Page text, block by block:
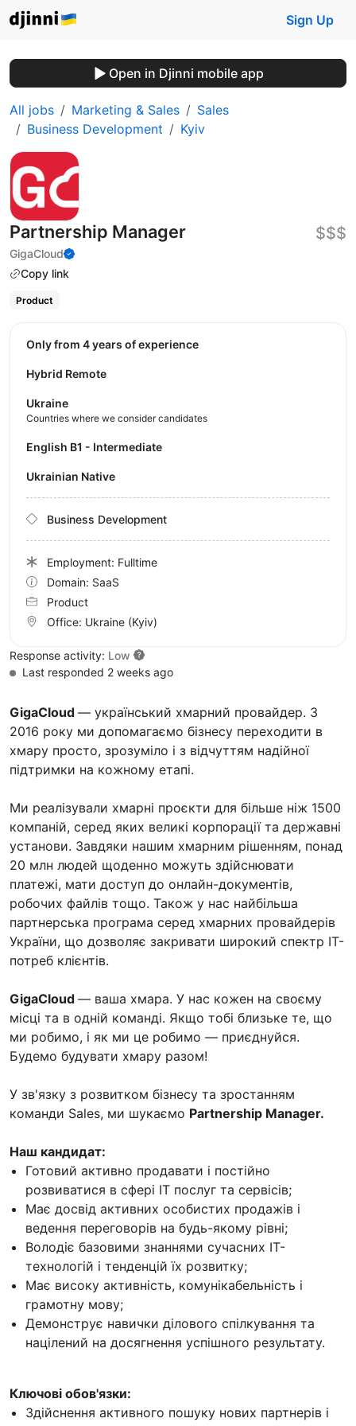
Sign Up
Open in Djinni mobile app
All jobs Marketing & Sales
Sales
Business Development
Kyiv
Partnership Manager
GigaCloud
Copy link
$$$
Product
GigaCloud — український хмарний провайдер. З
2016 року ми допомагаємо бізнесу переходити в
хмару просто, зрозуміло і з відчуттям надійної
підтримки на кожному етапі.
Ми реалізували хмарні проєкти для більше ніж 1500
компаній, серед яких великі корпорації та державні
установи. Завдяки нашим хмарним рішенням, понад
20 млн людей щоденно можуть здійснювати
платежі, мати доступ до онлайн-документів,
робочих файлів тощо. Також у нас найбільша
партнерська програма серед хмарних провайдерів
України, що дозволяє закривати широкий спектр ІТ-
потреб клієнтів.
GigaCloud — ваша хмара. У нас кожен на своєму
місці та в одній команді. Якщо тобі близьке те, що
ми робимо, і як ми це робимо — приєднуйся.
Будемо будувати хмару разом!
У зв'язку з розвитком бізнесу та зростанням
команди Sales, ми шукаємо Partnership Manager.
Наш кандидат:
Готовий активно продавати і постійно
розвиватися в сфері IT послуг та сервісів;
Має досвід активних особистих продажів і
ведення переговорів на будь-якому рівні;
Володіє базовими знаннями сучасних IT-
технологій і тенденцій їх розвитку;
Має високу активність, комунікабельність і
грамотну мову;
Демонструє навички ділового спілкування та
націлений на досягнення успішного результату.
Ключові обов'язки:
Здійснення активного пошуку нових партнерів і
Only from 4 years of experience
Hybrid Remote
Ukraine
Countries where we consider candidates
English B1 - Intermediate
Ukrainian Native
Business Development
Employment: Fulltime
Domain: SaaS
Product
Office: Ukraine (Kyiv)
Response activity: Low
Last responded 2 weeks ago